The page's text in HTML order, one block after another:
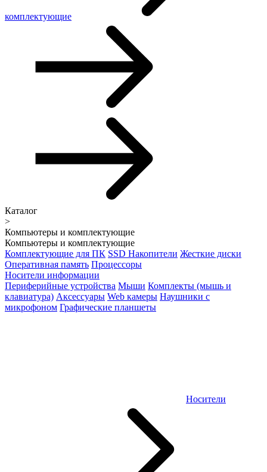
комплектующие
Каталог
>
Компьютеры и комплектующие
Компьютеры и комплектующие
Комплектующие для ПК SSD Накопители Жесткие диски
Оперативная память Процессоры
Носители информации
Периферийные устройства Мыши Комплекты (мышь и
клавиатура) Аксессуары Web камеры Наушники с
микрофоном Графические планшеты
Носители